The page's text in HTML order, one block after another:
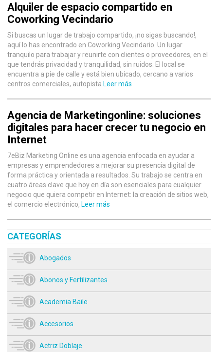
Alquiler de espacio compartido en
Coworking Vecindario
Si buscas un lugar de trabajo compartido, ¡no sigas buscando!,
aquí lo has encontrado en Coworking Vecindario. Un lugar
tranquilo para trabajar y reunirte con clientes o proveedores, en el
que tendrás privacidad y tranquilidad, sin ruidos. El local se
encuentra a pie de calle y está bien ubicado, cercano a varios
centros comerciales, autopista Leer más
Agencia de Marketingonline: soluciones
digitales para hacer crecer tu negocio en
Internet
7eBiz Marketing Online es una agencia enfocada en ayudar a
empresas y emprendedores a mejorar su presencia digital de
forma práctica y orientada a resultados. Su trabajo se centra en
cuatro áreas clave que hoy en día son esenciales para cualquier
negocio que quiera competir en Internet: la creación de sitios web,
el comercio electrónico, Leer más
CATEGORÍAS
Abogados
Abonos y Fertilizantes
Academia Baile
Accesorios
Actriz Doblaje